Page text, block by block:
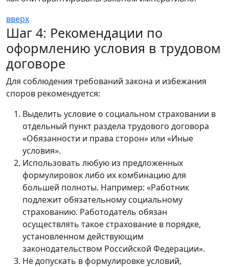
вверх
Шаг 4: Рекомендации по
оформлению условия в трудовом
договоре
Для соблюдения требований закона и избежания
споров рекомендуется:
Выделить условие о социальном страховании в
отдельный пункт раздела трудового договора
«Обязанности и права сторон» или «Иные
условия».
Использовать любую из предложенных
формулировок либо их комбинацию для
большей полноты. Например: «Работник
подлежит обязательному социальному
страхованию. Работодатель обязан
осуществлять такое страхование в порядке,
установленном действующим
законодательством Российской Федерации».
Не допускать в формулировке условий,